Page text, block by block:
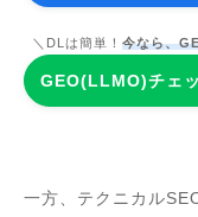
＼DLは簡単！ 今なら、
GEO(LLMO)チェ
一方、テクニカル